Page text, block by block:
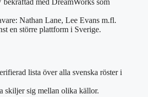
med DreamWorks som
Nathan Lane, Lee Evans m.fl.
en större plattform i Sverige.
lista över alla svenska röster i
skiljer sig mellan olika källor.